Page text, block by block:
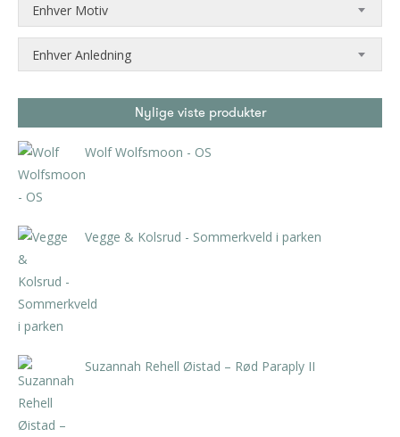
Enhver Motiv
Enhver Anledning
Nylige viste produkter
Wolf Wolfsmoon - OS
Vegge & Kolsrud - Sommerkveld i parken
Suzannah Rehell Øistad – Rød Paraply II